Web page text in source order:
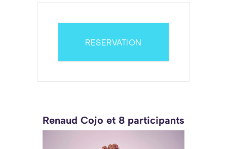
RESERVATION
Renaud Cojo et 8 participants